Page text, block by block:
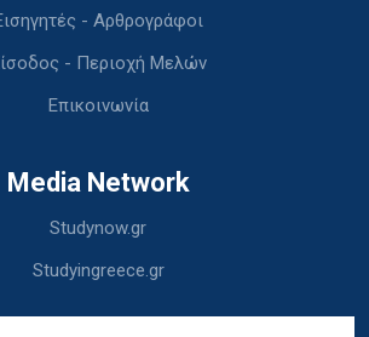
- Αρθρογράφοι
- Περιοχή Μελών
Επικοινωνία
Media Network
Studynow.gr
Studyingreece.gr